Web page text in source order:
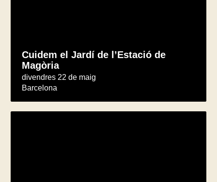
Cuidem el Jardí de l’Estació de
Magòria
divendres 22 de maig
Barcelona